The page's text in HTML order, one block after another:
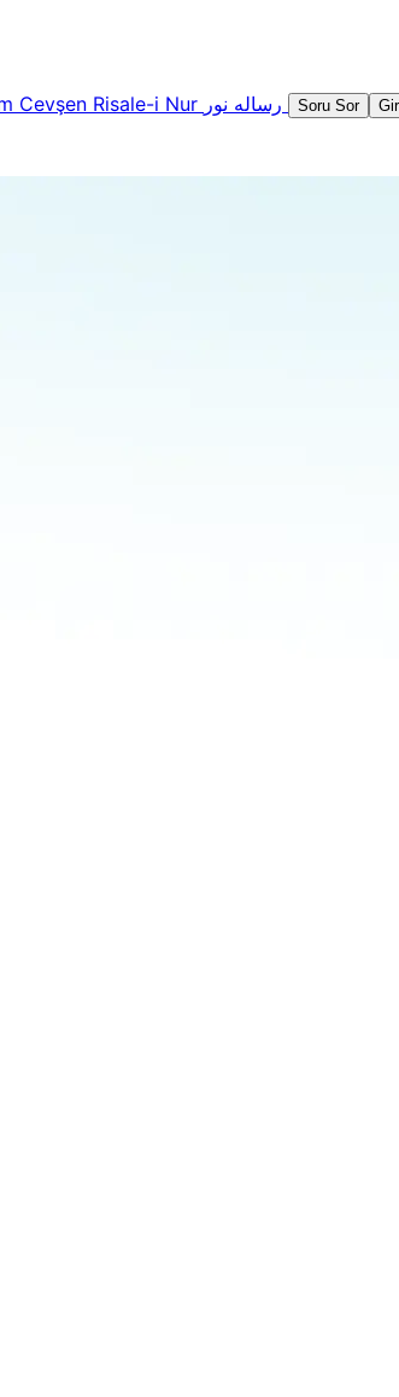
Cevşen Risale-i Nur Soru Sor